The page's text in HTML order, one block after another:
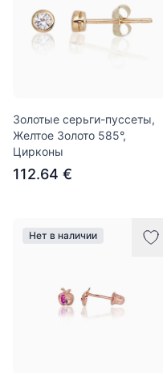
Золотые серьги-пуссеты,
Желтое Золото 585°,
Цирконы
112.64 €
Нет в наличии